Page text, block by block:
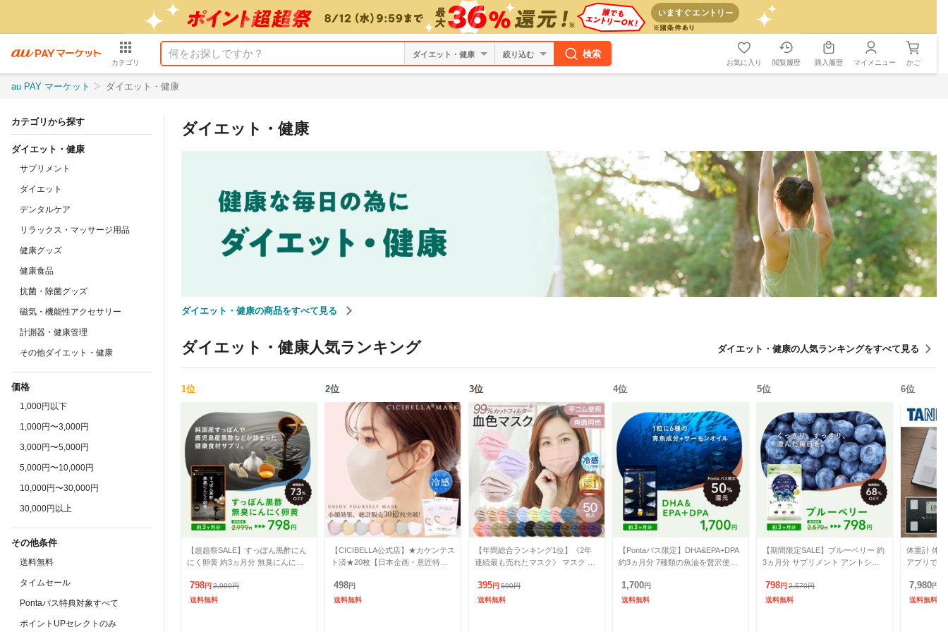
カテゴリ
絞り込む 検索
お気に入り 閲覧履歴 購入履歴 マイメニュー かご
au PAY マーケット ダイエット・健康
カテゴリから探す
ダイエット・健康
サプリメント
ダイエット
デンタルケア
リラックス・マッサージ用品
健康グッズ
健康食品
抗菌・除菌グッズ
磁気・機能性アクセサリー
計測器・健康管理
その他ダイエット・健康
価格
1,000円以下
1,000円〜3,000円
3,000円〜5,000円
5,000円〜10,000円
10,000円〜30,000円
30,000円以上
その他条件
送料無料
タイムセール
Pontaパス特典対象すべて
ポイントUPセレクトのみ
ダイエット・健康
ダイエット・健康の商品をすべて見る
ダイエット・健康人気ランキング ダイエット・健康の人気ランキングをすべて見る
1位
【超超祭SALE】すっぽん黒酢にん
にく卵黄 約3ヵ月分 無臭にんにく
798円 2,999円
送料無料
2位
【CICIBELLA公式店】★カケンテス
ト済★20枚【日本企画・意匠特許
3Dマスク 冷感 立体
498円
送料無料
3位
【年間総合ランキング1位】《2年
連続最も売れたマスク》 マスク 不
マスク 冷感マスク ポ
395円 590円
送料無料
4位
【Pontaパス限定】DHA&EPA+DPA
約3ヵ月分 7種類の魚油を贅沢使用
1,700円
送料無料
5位
【期間限定SALE】ブルーベリー 約
3ヵ月分 サプリメント アントシア
798円 2,570円
送料無料
6位
体重計 体
アプリで管
7,980円
送料無料